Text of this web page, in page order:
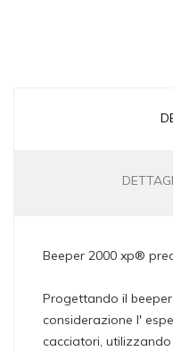
Beeper 2000 xp®
Progettando il
considerazione l'
cacciatori,